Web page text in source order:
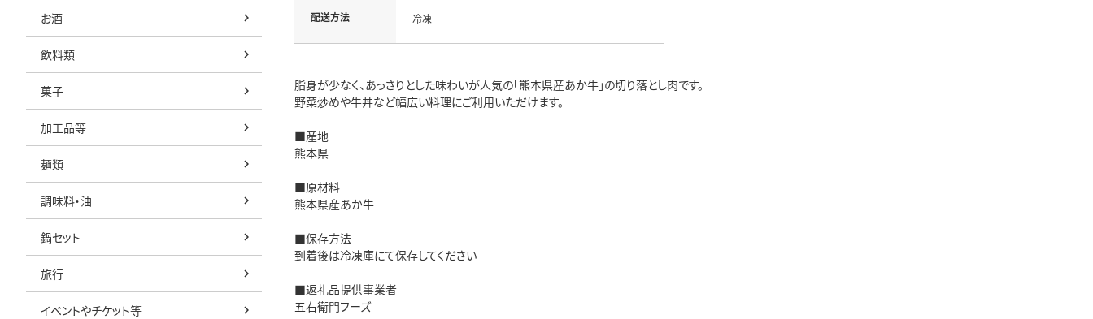
お酒
飲料類
菓子
加工品等
麺類
調味料・油
鍋セット
旅行
イベントやチケット等
配送方法 冷凍
脂身が少なく、あっさりとした味わいが人気の「熊本県産あか牛」の切り落とし肉です。
野菜炒めや牛丼など幅広い料理にご利用いただけます。
■産地
熊本県
■原材料
熊本県産あか牛
■保存方法
到着後は冷凍庫にて保存してください
■返礼品提供事業者
五右衛門フーズ